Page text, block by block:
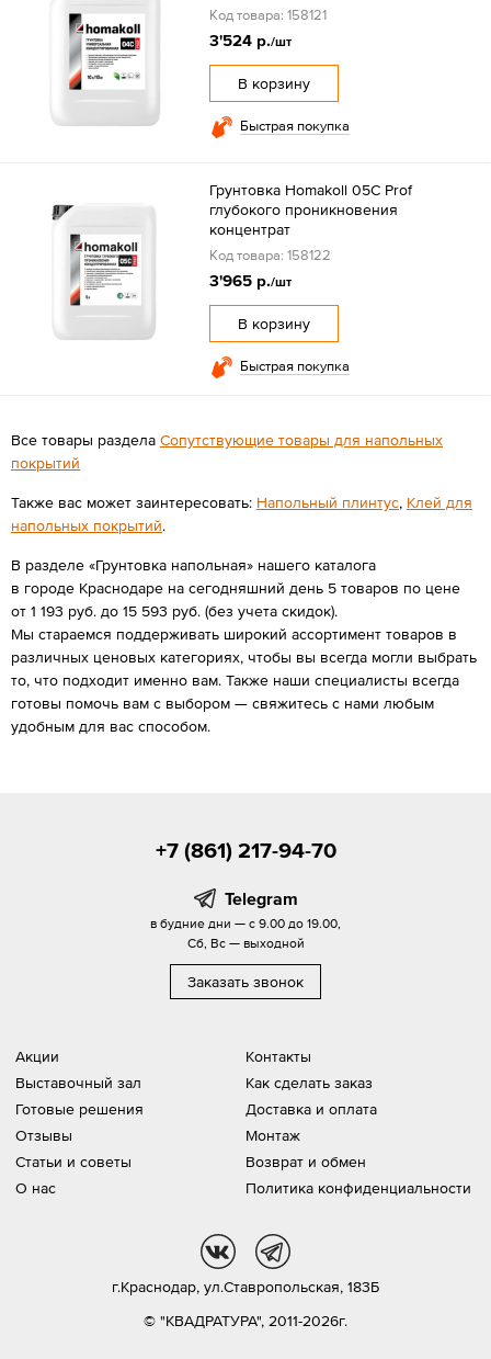
Код товара: 158121
3'524 р./шт
В корзину
Быстрая покупка
Грунтовка Homakoll 05C Prof
глубокого проникновения
концентрат
Код товара: 158122
3'965 р./шт
В корзину
Быстрая покупка
Все товары раздела Сопутствующие товары для напольных
покрытий
Также вас может заинтересовать: Напольный плинтус, Клей для
напольных покрытий.
В разделе «Грунтовка напольная» нашего каталога
в городе Краснодаре на сегодняшний день 5 товаров по цене
от 1 193 руб. до 15 593 руб. (без учета скидок).
Мы стараемся поддерживать широкий ассортимент товаров в
различных ценовых категориях, чтобы вы всегда могли выбрать
то, что подходит именно вам. Также наши специалисты всегда
готовы помочь вам с выбором — свяжитесь с нами любым
удобным для вас способом.
Акции
Выставочный зал
Готовые решения
Отзывы
Статьи и советы
О нас
Контакты
Как сделать заказ
Доставка и оплата
Монтаж
Возврат и обмен
Политика конфиденциальности
+7 (861) 217-94-70
Telegram
в будние дни — с 9.00 до 19.00,
Сб, Вс — выходной
Заказать звонок
© "КВАДРАТУРА", 2011-2026г.
г.Краснодар, ул.Ставропольская, 183Б
vk